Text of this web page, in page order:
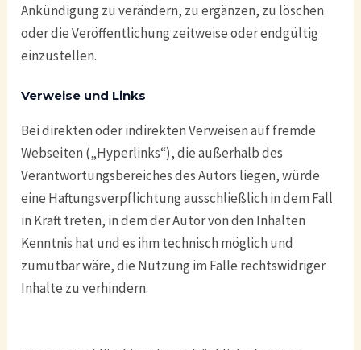
Ankündigung zu verändern, zu ergänzen, zu löschen
oder die Veröffentlichung zeitweise oder endgültig
einzustellen.
Verweise und Links
Bei direkten oder indirekten Verweisen auf fremde
Webseiten („Hyperlinks“), die außerhalb des
Verantwortungsbereiches des Autors liegen, würde
eine Haftungsverpflichtung ausschließlich in dem Fall
in Kraft treten, in dem der Autor von den Inhalten
Kenntnis hat und es ihm technisch möglich und
zumutbar wäre, die Nutzung im Falle rechtswidriger
Inhalte zu verhindern.